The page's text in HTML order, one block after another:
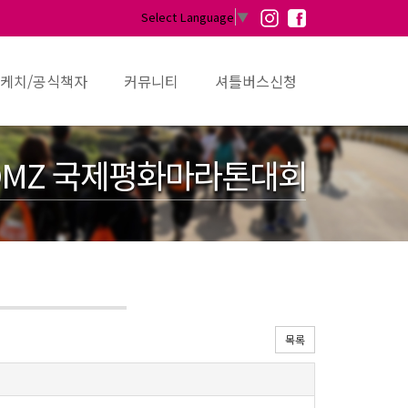
Select Language ▼
치/공식책자 커뮤니티 셔틀버스신청
국제평화마라톤대회
목록